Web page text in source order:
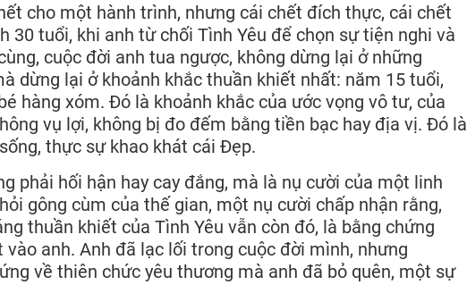
cho một hành trình, nhưng cái chết đích thực, cái chết
30 tuổi, khi anh từ chối Tình Yêu để chọn sự tiện nghi và
cuộc đời anh tua ngược, không dừng lại ở những
dừng lại ở khoảnh khắc thuần khiết nhất: năm 15 tuổi,
hàng xóm. Đó là khoảnh khắc của ước vọng vô tư, của
vụ lợi, không bị đo đếm bằng tiền bạc hay địa vị. Đó là
thực sự khao khát cái Đẹp.
phải hối hận hay cay đắng, mà là nụ cười của một linh
gông cùm của thế gian, một nụ cười chấp nhận rằng,
thuần khiết của Tình Yêu vẫn còn đó, là bằng chứng
anh. Anh đã lạc lối trong cuộc đời mình, nhưng
về thiên chức yêu thương mà anh đã bỏ quên, một sự